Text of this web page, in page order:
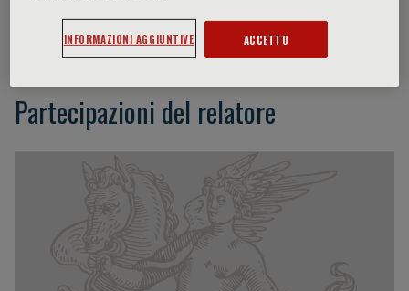
Antonietta D’Errico
Partecipazioni del relatore
INFORMAZIONI AGGIUNTIVE ACCETTO